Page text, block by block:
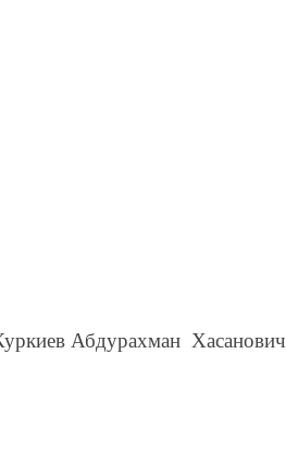
Абдурахман Хасанович